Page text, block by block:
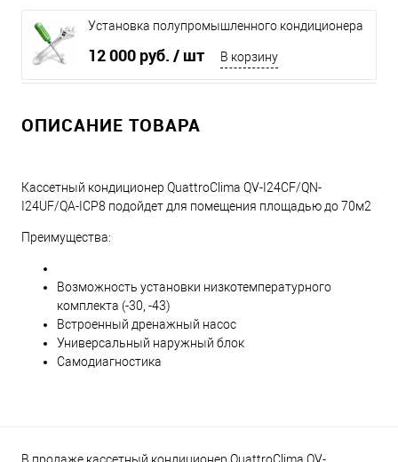
Установка полупромышленного кондиционера
12 000 руб. / шт В корзину
ОПИСАНИЕ ТОВАРА
Кассетный кондиционер QuattroClima QV-I24CF/QN-
I24UF/QA-ICP8 подойдет для помещения площадью до 70м2
Преимущества:
Возможность установки низкотемпературного
комплекта (-30, -43)
Встроенный дренажный насос
Универсальный наружный блок
Самодиагностика